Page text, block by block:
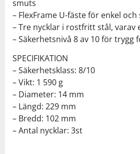
smuts
– FlexFrame U-fäste för enkel
– Tre nycklar i rostfritt stål, varav
– Säkerhetsnivå 8 av 10 för trygg
SPECIFIKATION
– Säkerhetsklass: 8/10
– Vikt: 1 590 g
– Diameter: 14 mm
– Längd: 229 mm
– Bredd: 102 mm
– Antal nycklar: 3st